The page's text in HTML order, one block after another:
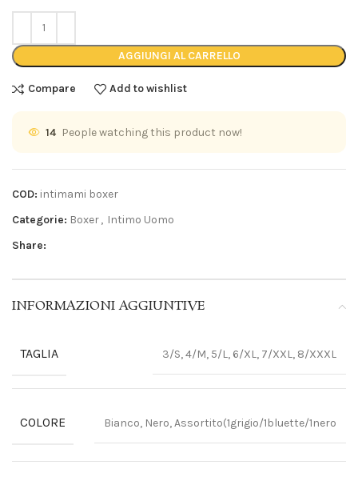
AGGIUNGI AL CARRELLO
Compare Add to wishlist
14 People watching this product now!
COD: intimami boxer
Categorie: Boxer, Intimo Uomo
Share:
INFORMAZIONI AGGIUNTIVE
TAGLIA 3/S, 4/M, 5/L, 6/XL, 7/XXL, 8/XXXL
COLORE Bianco, Nero, Assortito(1grigio/1bluette/1nero